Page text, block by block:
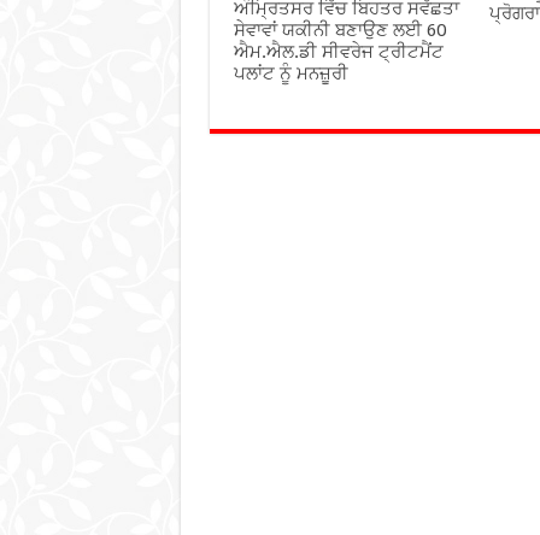
ਅੰਮ੍ਰਿਤਸਰ ਵਿੱਚ ਬਿਹਤਰ ਸਵੱਛਤਾ
ਸੇਵਾਵਾਂ ਯਕੀਨੀ ਬਣਾਉਣ ਲਈ 60
ਐਮ.ਐਲ.ਡੀ ਸੀਵਰੇਜ ਟ੍ਰੀਟਮੈਂਟ
ਪਲਾਂਟ ਨੂੰ ਮਨਜ਼ੂਰੀ